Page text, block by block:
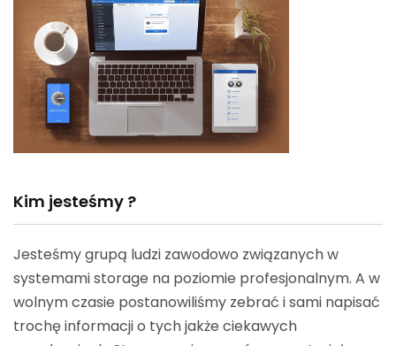
Kim jesteśmy ?
Jesteśmy grupą ludzi zawodowo związanych w
systemami storage na poziomie profesjonalnym. A w
wolnym czasie postanowiliśmy zebrać i sami napisać
trochę informacji o tych jakże ciekawych